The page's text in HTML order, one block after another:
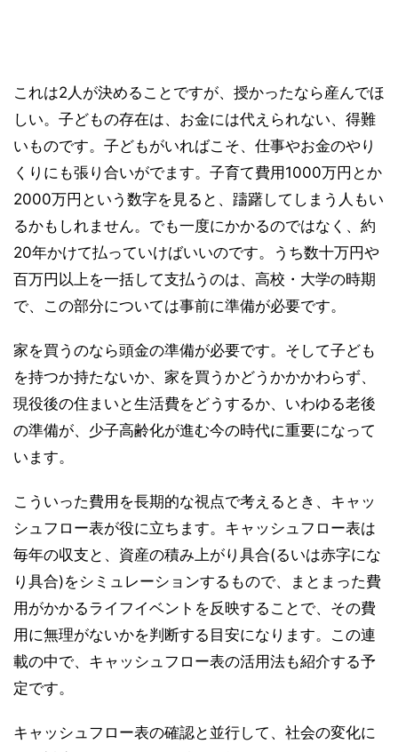
これは2人が決めることですが、授かったなら産んでほ
しい。子どもの存在は、お金には代えられない、得難
いものです。子どもがいればこそ、仕事やお金のやり
くりにも張り合いがでます。子育て費用1000万円とか
2000万円という数字を見ると、躊躇してしまう人もい
るかもしれません。でも一度にかかるのではなく、約
20年かけて払っていけばいいのです。うち数十万円や
百万円以上を一括して支払うのは、高校・大学の時期
で、この部分については事前に準備が必要です。
家を買うのなら頭金の準備が必要です。そして子ども
を持つか持たないか、家を買うかどうかかかわらず、
現役後の住まいと生活費をどうするか、いわゆる老後
の準備が、少子高齢化が進む今の時代に重要になって
います。
こういった費用を長期的な視点で考えるとき、キャッ
シュフロー表が役に立ちます。キャッシュフロー表は
毎年の収支と、資産の積み上がり具合(るいは赤字にな
り具合)をシミュレーションするもので、まとまった費
用がかかるライフイベントを反映することで、その費
用に無理がないかを判断する目安になります。この連
載の中で、キャッシュフロー表の活用法も紹介する予
定です。
キャッシュフロー表の確認と並行して、社会の変化に